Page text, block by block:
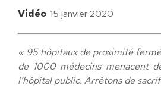
Vidéo 15 janvier 2020
« 95 hôpitaux de proximité
de 1000 médecins menacent
l’hôpital public. Arrêtons de